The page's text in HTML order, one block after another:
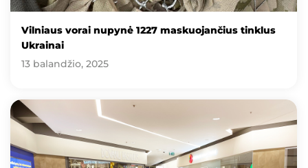
Vilniaus vorai nupynė 1227 maskuojančius tinklus
Ukrainai
13 balandžio, 2025